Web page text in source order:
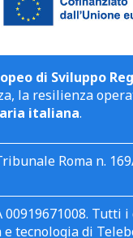
di Sviluppo
la resilienza
italiana.
Roma n.
00919671008.
tecnologia di